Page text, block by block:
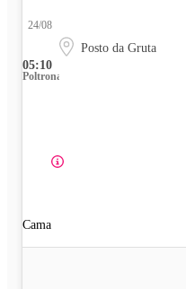
05:10
24/08
Posto da Gruta
Poltrona
Cama